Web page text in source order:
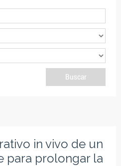
in vivo de un
para prolongar la